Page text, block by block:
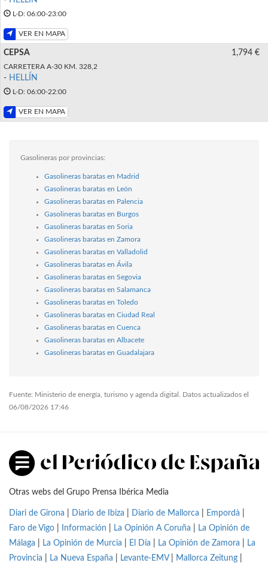
L-D: 06:00-23:00
VER EN MAPA
CEPSA
CARRETERA A-30 KM. 328,2
- HELLÍN
L-D: 06:00-22:00
VER EN MAPA
1,794 €
Gasolineras por provincias:
Gasolineras baratas en Madrid
Gasolineras baratas en León
Gasolineras baratas en Palencia
Gasolineras baratas en Burgos
Gasolineras baratas en Soria
Gasolineras baratas en Zamora
Gasolineras baratas en Valladolid
Gasolineras baratas en Ávila
Gasolineras baratas en Segovia
Gasolineras baratas en Salamanca
Gasolineras baratas en Toledo
Gasolineras baratas en Ciudad Real
Gasolineras baratas en Cuenca
Gasolineras baratas en Albacete
Gasolineras baratas en Guadalajara
Fuente: Ministerio de energía, turismo y agenda digital. Datos actualizados el
06/08/2026 17:46
Otras webs del Grupo Prensa Ibérica Media
Diari de Girona Diario de Ibiza Diario de Mallorca Empordà
Faro de Vigo
Información La Opinión A Coruña
La Opinión de
Málaga
La Opinión de Murcia El Día La Opinión de Zamora
La
Provincia
La Nueva España Levante-EMV| Mallorca Zeitung